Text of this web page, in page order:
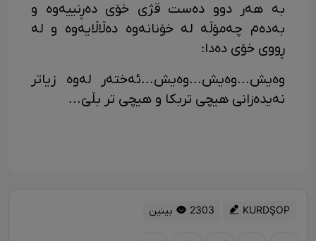
بە هەر دوو دەست قژی خۆی دەڕنییەوە و
بەدەم چەمۆڵە لە خۆنانەوە دەڵاڵایەوە و لە
ڕووی خۆی دەدا:
وەیش...وەیش...وەیش...ئەختەر لەوە زیاتر
نەیدەزانی هیچی تربکا و هیچی تر بڵێ...
KURDŞOP 2303 بینین